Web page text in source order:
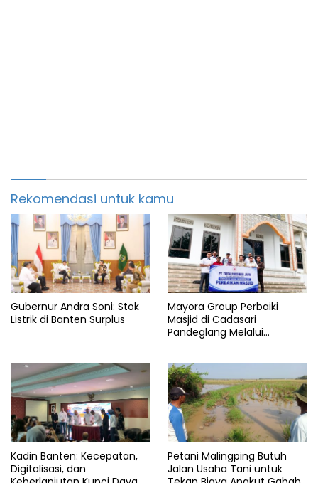
Rekomendasi untuk kamu
Gubernur Andra Soni: Stok
Listrik di Banten Surplus
Mayora Group Perbaiki
Masjid di Cadasari
Pandeglang Melalui
Kadin Banten: Kecepatan,
Digitalisasi, dan
Petani Malingping Butuh
Jalan Usaha Tani untuk